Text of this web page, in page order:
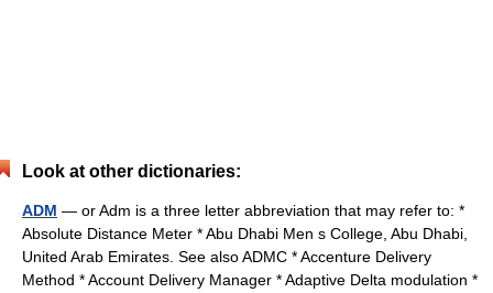
Look at other dictionaries:
ADM — or Adm is a three letter abbreviation that may refer to: *
Absolute Distance Meter * Abu Dhabi Men s College, Abu Dhabi,
United Arab Emirates. See also ADMC * Accenture Delivery
Method * Account Delivery Manager * Adaptive Delta modulation *